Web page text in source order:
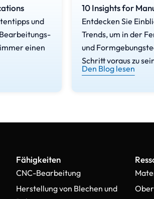
und
einen
10 Insights for
Entdecken Sie
Trends, um in der
und
Schritt voraus zu
Den Blog lesen
Fähigkeiten
CNC-Bearbeitung
Herstellung von Blechen und